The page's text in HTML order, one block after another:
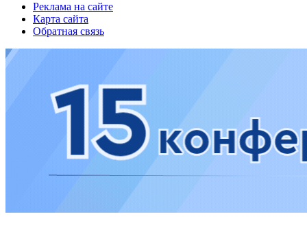
Реклама на сайте
Карта сайта
Обратная связь